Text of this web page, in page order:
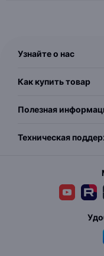
Узнайте о нас
Как купить товар
Полезная
Техническая